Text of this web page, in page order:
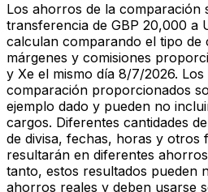
Los ahorros de la comparación
transferencia de GBP 20,000 a
calculan comparando el tipo de
márgenes y comisiones
y Xe el mismo día 8/7/2026.
comparación proporcionados
ejemplo dado y pueden no
cargos. Diferentes cantidades
de divisa, fechas, horas y otros
resultarán en diferentes
tanto, estos resultados pueden
ahorros reales y deben usarse